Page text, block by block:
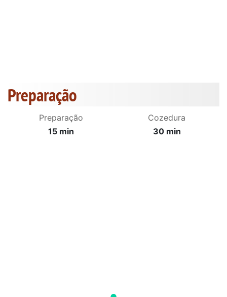
Preparação
Preparação
15 min
Cozedura
30 min